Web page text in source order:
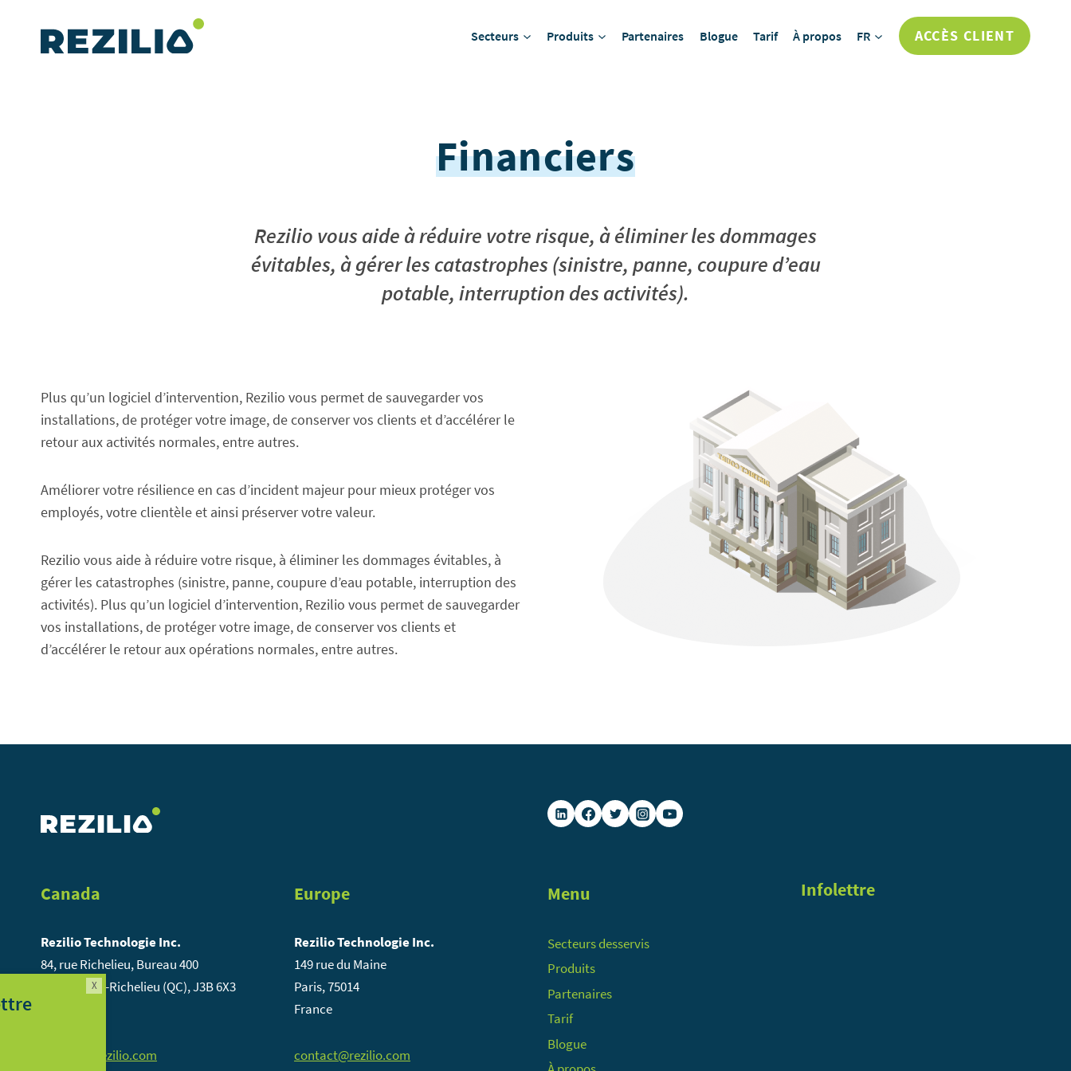
contenu
Secteurs Produits Partenaires Blogue Tarif À propos FR ACCÈS CLIENT
Financiers
Rezilio vous aide à réduire votre risque, à éliminer les dommages
évitables, à gérer les catastrophes (sinistre, panne, coupure d’eau
potable, interruption des activités).
Plus qu’un logiciel d’intervention, Rezilio vous permet de sauvegarder vos
installations, de protéger votre image, de conserver vos clients et d’accélérer le
retour aux activités normales, entre autres.
Améliorer votre résilience en cas d’incident majeur pour mieux protéger vos
employés, votre clientèle et ainsi préserver votre valeur.
Rezilio vous aide à réduire votre risque, à éliminer les dommages évitables, à
gérer les catastrophes (sinistre, panne, coupure d’eau potable, interruption des
activités). Plus qu’un logiciel d’intervention, Rezilio vous permet de sauvegarder
vos installations, de protéger votre image, de conserver vos clients et
d’accélérer le retour aux opérations normales, entre autres.
Canada
Rezilio Technologie Inc.
84, rue Richelieu, Bureau 400
St-Jean-sur-Richelieu (QC), J3B 6X3
contact@rezilio.com
Europe
Rezilio Technologie Inc.
149 rue du Maine
Paris, 75014
France
contact@rezilio.com
Menu
Secteurs desservis
Produits
Partenaires
Tarif
Blogue
Infolettre
Inscription infolettre